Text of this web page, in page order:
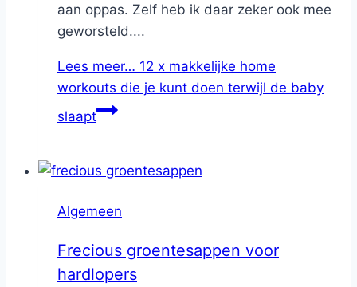
aan oppas. Zelf heb ik daar zeker ook mee
geworsteld....
Lees meer… 12 x makkelijke home
workouts die je kunt doen terwijl de baby
slaapt
Algemeen
Frecious groentesappen voor
hardlopers